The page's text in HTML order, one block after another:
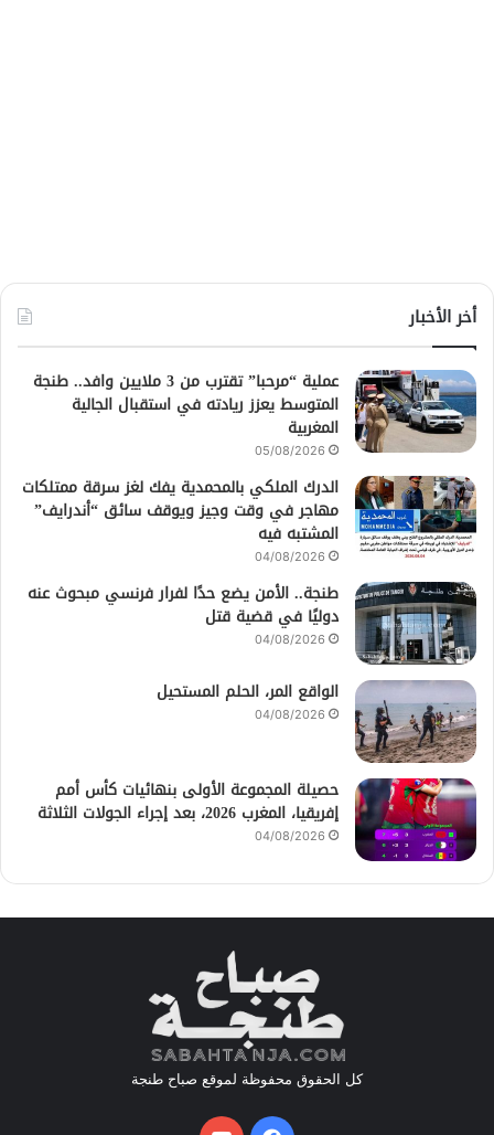
أخر الأخبار
عملية “مرحبا” تقترب من 3 ملايين وافد.. طنجة
المتوسط يعزز ريادته في استقبال الجالية
المغربية
05/08/2026
الدرك الملكي بالمحمدية يفك لغز سرقة ممتلكات
مهاجر في وقت وجيز ويوقف سائق “أندرايف”
المشتبه فيه
04/08/2026
طنجة.. الأمن يضع حدًا لفرار فرنسي مبحوث عنه
دوليًا في قضية قتل
04/08/2026
الواقع المر، الحلم المستحيل
04/08/2026
حصيلة المجموعة الأولى بنهائيات كأس أمم
إفريقيا، المغرب 2026، بعد إجراء الجولات الثلاثة
04/08/2026
كل الحقوق محفوظة لموقع صباح طنجة